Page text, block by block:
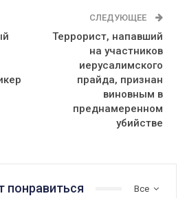
СЛЕДУЮЩЕЕ
Террорист, напавший
на участников
иерусалимского
прайда, признан
виновным в
преднамеренном
убийстве
Все
понравиться